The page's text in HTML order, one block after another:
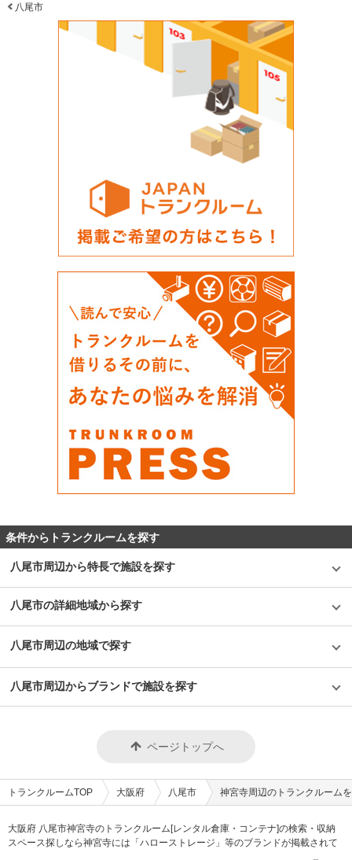
八尾市
条件からトランクルームを探す
八尾市周辺から特長で施設を探す
八尾市の詳細地域から探す
八尾市周辺の地域で探す
八尾市周辺からブランドで施設を探す
ページトップへ
トランクルームTOP 大阪府 八尾市 神宮寺周辺のトランクルーム
大阪府 八尾市神宮寺のトランクルーム[レンタル倉庫・コンテナ]の検索・収納
スペース探しなら神宮寺には「ハローストレージ」等のブランドが掲載されて
います。借りたい地域から探して、広さ・料金[賃料]・セキュリティ・空調完